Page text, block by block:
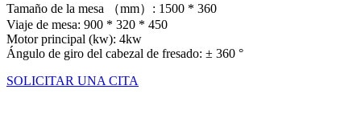
Tamaño de la mesa （mm）: 1500 * 360
Viaje de mesa: 900 * 320 * 450
Motor principal (kw): 4kw
Ángulo de giro del cabezal de fresado: ± 360 °
SOLICITAR UNA CITA